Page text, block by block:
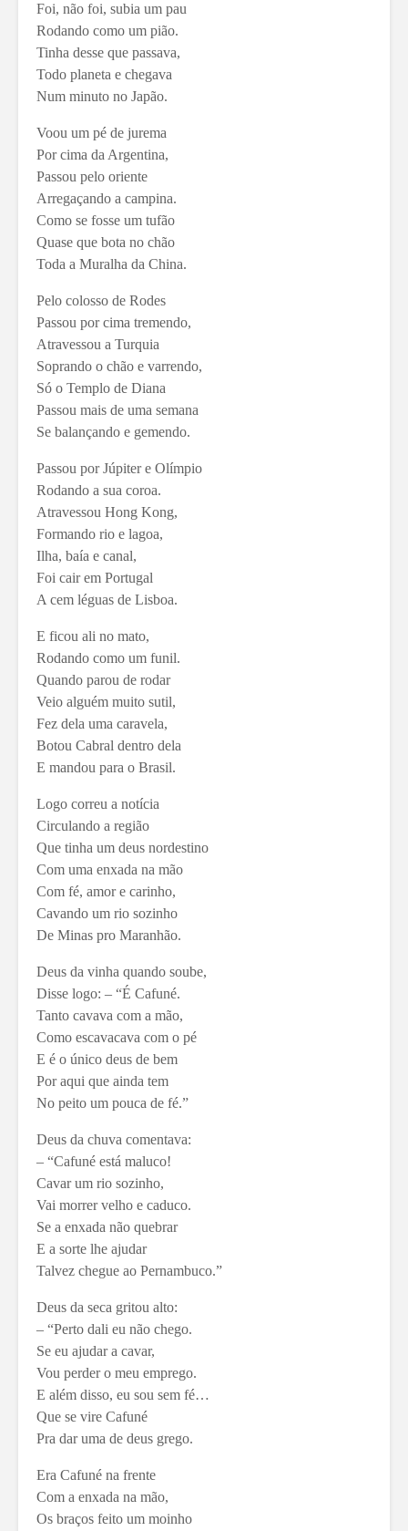
Foi, não foi, subia um pau
Rodando como um pião.
Tinha desse que passava,
Todo planeta e chegava
Num minuto no Japão.
Voou um pé de jurema
Por cima da Argentina,
Passou pelo oriente
Arregaçando a campina.
Como se fosse um tufão
Quase que bota no chão
Toda a Muralha da China.
Pelo colosso de Rodes
Passou por cima tremendo,
Atravessou a Turquia
Soprando o chão e varrendo,
Só o Templo de Diana
Passou mais de uma semana
Se balançando e gemendo.
Passou por Júpiter e Olímpio
Rodando a sua coroa.
Atravessou Hong Kong,
Formando rio e lagoa,
Ilha, baía e canal,
Foi cair em Portugal
A cem léguas de Lisboa.
E ficou ali no mato,
Rodando como um funil.
Quando parou de rodar
Veio alguém muito sutil,
Fez dela uma caravela,
Botou Cabral dentro dela
E mandou para o Brasil.
Logo correu a notícia
Circulando a região
Que tinha um deus nordestino
Com uma enxada na mão
Com fé, amor e carinho,
Cavando um rio sozinho
De Minas pro Maranhão.
Deus da vinha quando soube,
Disse logo: – “É Cafuné.
Tanto cavava com a mão,
Como escavacava com o pé
E é o único deus de bem
Por aqui que ainda tem
No peito um pouca de fé.”
Deus da chuva comentava:
– “Cafuné está maluco!
Cavar um rio sozinho,
Vai morrer velho e caduco.
Se a enxada não quebrar
E a sorte lhe ajudar
Talvez chegue ao Pernambuco.”
Deus da seca gritou alto:
– “Perto dali eu não chego.
Se eu ajudar a cavar,
Vou perder o meu emprego.
E além disso, eu sou sem fé…
Que se vire Cafuné
Pra dar uma de deus grego.
Era Cafuné na frente
Com a enxada na mão,
Os braços feito um moinho